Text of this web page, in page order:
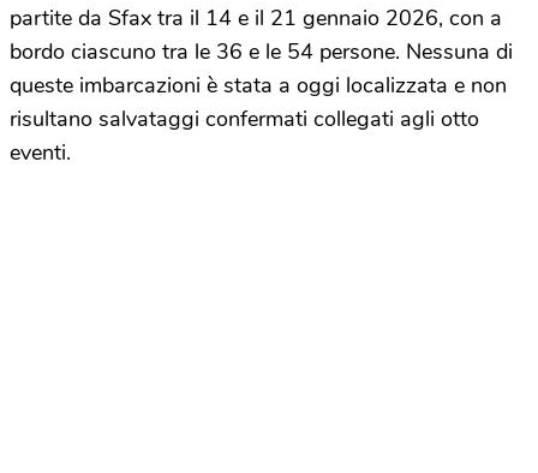
partite da Sfax tra il 14 e il 21 gennaio 2026, con a
bordo ciascuno tra le 36 e le 54 persone. Nessuna di
queste imbarcazioni è stata a oggi localizzata e non
risultano salvataggi confermati collegati agli otto
eventi.